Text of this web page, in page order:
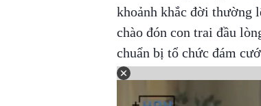
khoảnh khắc đời thường
chào đón con trai đầu
chuẩn bị tổ chức đám